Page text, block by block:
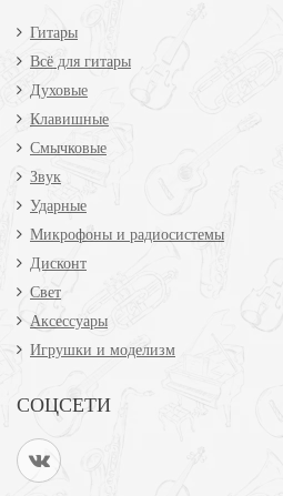
Гитары
Всё для гитары
Духовые
Клавишные
Смычковые
Звук
Ударные
Микрофоны и радиосистемы
Дисконт
Свет
Аксессуары
Игрушки и моделизм
СОЦСЕТИ